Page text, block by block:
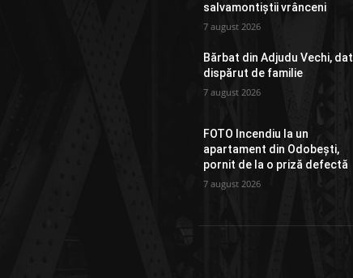
salvamontiștii vrânceni
7 august 2026
Bărbat din Adjudu Vechi, dat
dispărut de familie
7 august 2026
FOTO Incendiu la un
apartament din Odobești,
pornit de la o priză defectă
7 august 2026